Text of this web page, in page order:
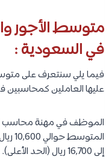
متوسط الأجور
في السعودية :
فيما يلي سنتعرف على
عليها العاملين كمحاسبين في
الموظف في مهنة محاسب
إلى 16,700 ريال (الحد الأعلى).